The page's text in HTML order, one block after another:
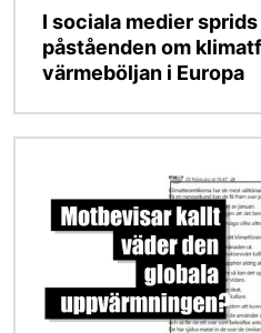
I sociala medier
påståenden om
värmeböljan i Europa